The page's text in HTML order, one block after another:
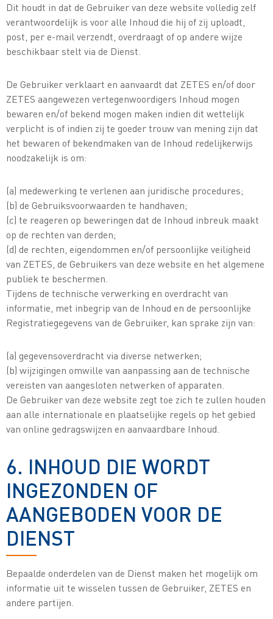
Dit houdt in dat de Gebruiker van deze website volledig zelf
verantwoordelijk is voor alle Inhoud die hij of zij uploadt,
post, per e-mail verzendt, overdraagt of op andere wijze
beschikbaar stelt via de Dienst.
De Gebruiker verklaart en aanvaardt dat ZETES en/of door
ZETES aangewezen vertegenwoordigers Inhoud mogen
bewaren en/of bekend mogen maken indien dit wettelijk
verplicht is of indien zij te goeder trouw van mening zijn dat
het bewaren of bekendmaken van de Inhoud redelijkerwijs
noodzakelijk is om:
(a) medewerking te verlenen aan juridische procedures;
(b) de Gebruiksvoorwaarden te handhaven;
(c) te reageren op beweringen dat de Inhoud inbreuk maakt
op de rechten van derden;
(d) de rechten, eigendommen en/of persoonlijke veiligheid
van ZETES, de Gebruikers van deze website en het algemene
publiek te beschermen.
Tijdens de technische verwerking en overdracht van
informatie, met inbegrip van de Inhoud en de persoonlijke
Registratiegegevens van de Gebruiker, kan sprake zijn van:
(a) gegevensoverdracht via diverse netwerken;
(b) wijzigingen omwille van aanpassing aan de technische
vereisten van aangesloten netwerken of apparaten.
De Gebruiker van deze website zegt toe zich te zullen houden
aan alle internationale en plaatselijke regels op het gebied
van online gedragswijzen en aanvaardbare Inhoud.
6. INHOUD DIE WORDT
INGEZONDEN OF
AANGEBODEN VOOR DE
DIENST
Bepaalde onderdelen van de Dienst maken het mogelijk om
informatie uit te wisselen tussen de Gebruiker, ZETES en
andere partijen.